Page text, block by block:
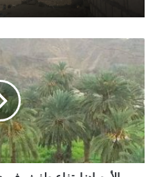
طفيف
في
درجات
الحرارة
وتحسن
قيم
الرطوبة